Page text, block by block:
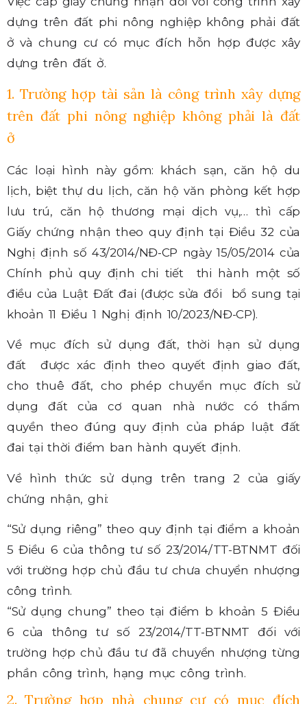
dựng trên đất phi nông nghiệp không phải đất
ở và chung cư có mục đích hỗn hợp được xây
dựng trên đất ở.
1. Trường hợp tài sản là công trình xây dựng
trên đất phi nông nghiệp không phải là đất
ở
Các loại hình này gồm: khách sạn, căn hộ du
lịch, biệt thự du lịch, căn hộ văn phòng kết hợp
lưu trú, căn hộ thương mại dịch vụ,… thì cấp
Giấy chứng nhận theo quy định tại Điều 32 của
Nghị định số 43/2014/NĐ-CP ngày 15/05/2014 của
Chính phủ quy định chi tiết thi hành một số
điều của Luật Đất đai (được sửa đổi bổ sung tại
khoản 11 Điều 1 Nghị định 10/2023/NĐ-CP).
Về mục đích sử dụng đất, thời hạn sử dụng
đất được xác định theo quyết định giao đất,
cho thuê đất, cho phép chuyển mục đích sử
dụng đất của cơ quan nhà nước có thẩm
quyền theo đúng quy định của pháp luật đất
đai tại thời điểm ban hành quyết định.
Về hình thức sử dụng trên trang 2 của giấy
chứng nhận, ghi:
“Sử dụng riêng” theo quy định tại điểm a khoản
5 Điều 6 của thông tư số 23/2014/TT-BTNMT đối
với trường hợp chủ đầu tư chưa chuyển nhượng
công trình.
“Sử dụng chung” theo tại điểm b khoản 5 Điều
6 của thông tư số 23/2014/TT-BTNMT đối với
trường hợp chủ đầu tư đã chuyển nhượng từng
phần công trình, hạng mục công trình.
2. Trường hợp nhà chung cư có mục đích